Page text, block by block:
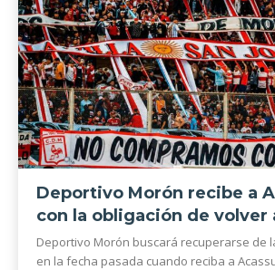
Deportivo Morón recibe a
con la obligación de
Deportivo Morón buscará recuperarse de
en la fecha pasada cuando reciba a